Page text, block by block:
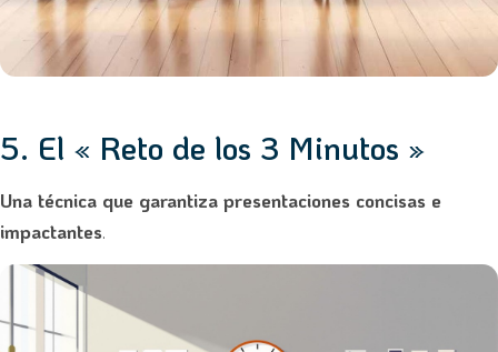
5. El « Reto de los 3 Minutos »
Una técnica que garantiza presentaciones concisas e
impactantes.